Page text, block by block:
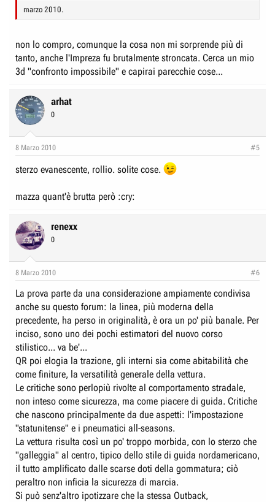
marzo 2010.
non lo compro, comunque la cosa non mi sorprende più di
tanto, anche l'Impreza fu brutalmente stroncata. Cerca un mio
3d "confronto impossibile" e capirai parecchie cose...
arhat
0
8 Marzo 2010 #5
sterzo evanescente, rollio. solite cose.
mazza quant'è brutta però :cry:
renexx
0
8 Marzo 2010 #6
La prova parte da una considerazione ampiamente condivisa
anche su questo forum: la linea, più moderna della
precedente, ha perso in originalità, è ora un po' più banale. Per
inciso, sono uno dei pochi estimatori del nuovo corso
stilistico... va be'...
QR poi elogia la trazione, gli interni sia come abitabilità che
come finiture, la versatilità generale della vettura.
Le critiche sono perlopiù rivolte al comportamento stradale,
non inteso come sicurezza, ma come piacere di guida. Critiche
che nascono principalmente da due aspetti: l'impostazione
"statunitense" e i pneumatici all-seasons.
La vettura risulta così un po' troppo morbida, con lo sterzo che
"galleggia" al centro, tipico dello stile di guida nordamericano,
il tutto amplificato dalle scarse doti della gommatura; ciò
peraltro non inficia la sicurezza di marcia.
Si può senz'altro ipotizzare che la stessa Outback,